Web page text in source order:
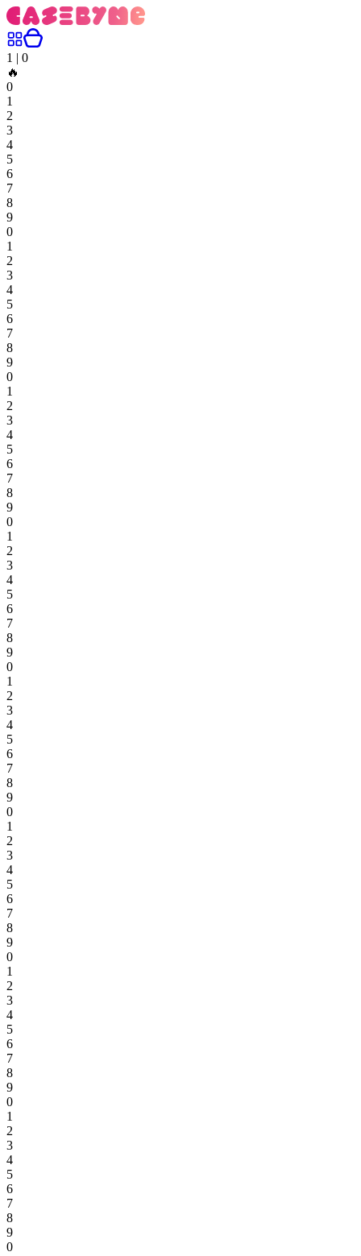
1 | 0
🔥
0
1
2
3
4
5
6
7
8
9
0
1
2
3
4
5
6
7
8
9
0
1
2
3
4
5
6
7
8
9
0
1
2
3
4
5
6
7
8
9
0
1
2
3
4
5
6
7
8
9
0
1
2
3
4
5
6
7
8
9
0
1
2
3
4
5
6
7
8
9
0
1
2
3
4
5
6
7
8
9
0